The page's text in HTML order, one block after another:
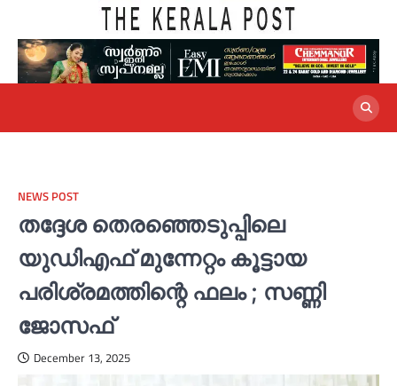
NEWS POST
തദ്ദേശ തെരഞ്ഞെടുപ്പിലെ
യുഡിഎഫ് മുന്നേറ്റം കൂട്ടായ
പരിശ്രമത്തിന്റെ ഫലം ; സണ്ണി
ജോസഫ്
December 13, 2025